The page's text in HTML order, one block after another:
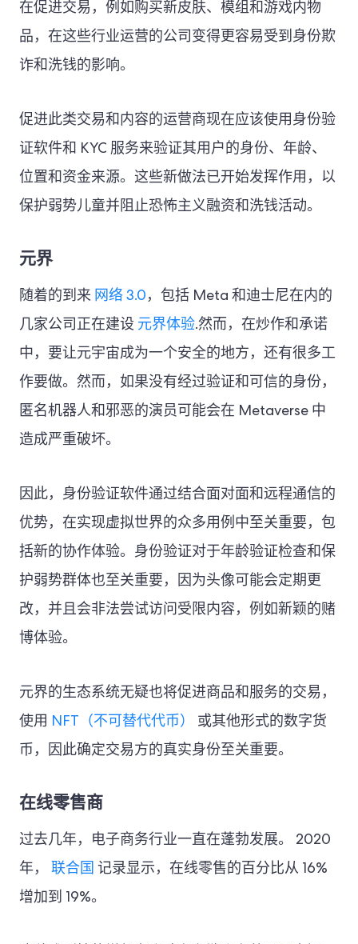
在促进交易，例如购买新皮肤、模组和游戏内物
品，在这些行业运营的公司变得更容易受到身份欺
诈和洗钱的影响。
促进此类交易和内容的运营商现在应该使用身份验
证软件和 KYC 服务来验证其用户的身份、年龄、
位置和资金来源。这些新做法已开始发挥作用，以
保护弱势儿童并阻止恐怖主义融资和洗钱活动。
元界
随着的到来 网络 3.0 ，包括 Meta 和迪士尼在内的
几家公司正在建设 元界体验.然而，在炒作和承诺
中，要让元宇宙成为一个安全的地方，还有很多工
作要做。然而，如果没有经过验证和可信的身份，
匿名机器人和邪恶的演员可能会在 Metaverse 中
造成严重破坏。
因此，身份验证软件通过结合面对面和远程通信的
优势，在实现虚拟世界的众多用例中至关重要，包
括新的协作体验。身份验证对于年龄验证检查和保
护弱势群体也至关重要，因为头像可能会定期更
改，并且会非法尝试访问受限内容，例如新颖的赌
博体验。
元界的生态系统无疑也将促进商品和服务的交易，
使用 NFT（不可替代代币）
或其他形式的数字货
币，因此确定交易方的真实身份至关重要。
在线零售商
过去几年，电子商务行业一直在蓬勃发展。 2020
年， 联合国 记录显示，在线零售的百分比从 16%
增加到 19%。